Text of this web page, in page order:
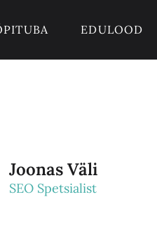
EDULOOD
Joonas Väli
SEO Spetsialist